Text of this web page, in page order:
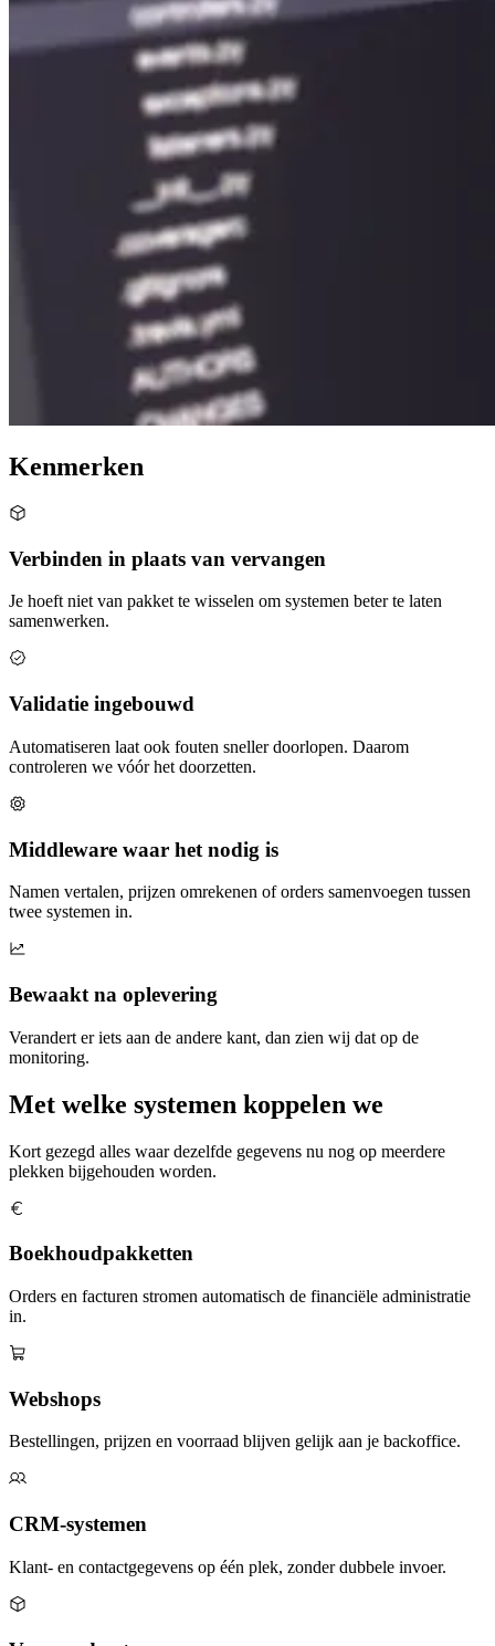
Kenmerken
Verbinden in plaats van vervangen
Je hoeft niet van pakket te wisselen om systemen beter te laten
samenwerken.
Validatie ingebouwd
Automatiseren laat ook fouten sneller doorlopen. Daarom
controleren we vóór het doorzetten.
Middleware waar het nodig is
Namen vertalen, prijzen omrekenen of orders samenvoegen tussen
twee systemen in.
Bewaakt na oplevering
Verandert er iets aan de andere kant, dan zien wij dat op de
monitoring.
Met welke systemen koppelen we
Kort gezegd alles waar dezelfde gegevens nu nog op meerdere
plekken bijgehouden worden.
Boekhoudpakketten
Orders en facturen stromen automatisch de financiële administratie
in.
Webshops
Bestellingen, prijzen en voorraad blijven gelijk aan je backoffice.
CRM-systemen
Klant- en contactgegevens op één plek, zonder dubbele invoer.